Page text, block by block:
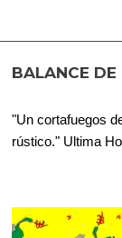
BALANCE
"Un cortafuegos
rústico." Ultima